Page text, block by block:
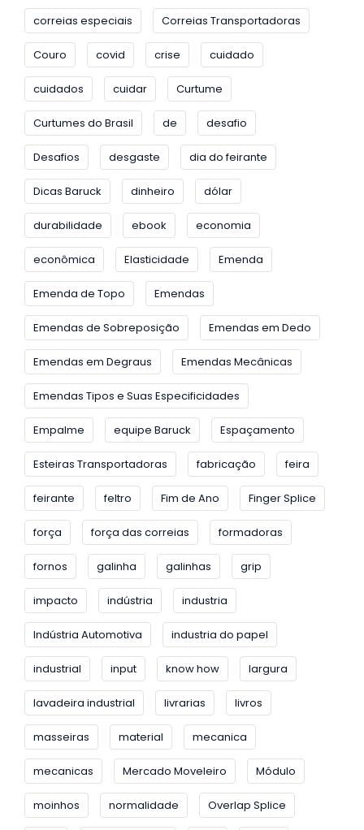
correias especiais Correias Transportadoras
Couro covid crise cuidado
cuidados cuidar Curtume
Curtumes do Brasil de desafio
Desafios desgaste dia do feirante
Dicas Baruck dinheiro dólar
durabilidade ebook economia
econômica Elasticidade Emenda
Emenda de Topo Emendas
Emendas de Sobreposição Emendas em Dedo
Emendas em Degraus Emendas Mecânicas
Emendas Tipos e Suas Especificidades
Empalme equipe Baruck Espaçamento
Esteiras Transportadoras fabricação feira
feirante feltro Fim de Ano Finger Splice
força força das correias formadoras
fornos galinha galinhas grip
impacto indústria industria
Indústria Automotiva industria do papel
industrial input know how largura
lavadeira industrial livrarias livros
masseiras material mecanica
mecanicas Mercado Moveleiro Módulo
moinhos normalidade Overlap Splice